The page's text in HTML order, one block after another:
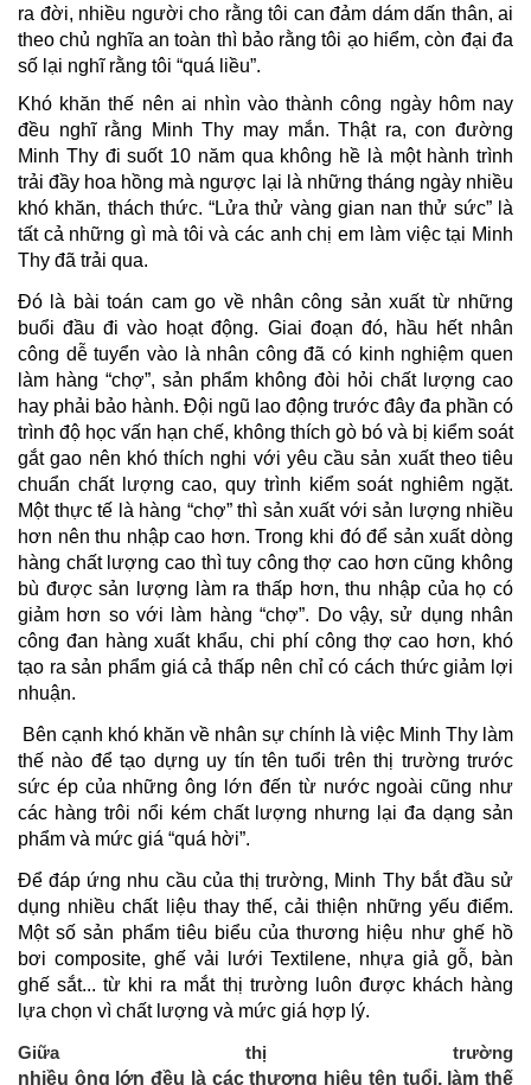
ra đời, nhiều người cho rằng tôi can đảm dám dấn thân, ai
theo chủ nghĩa an toàn thì bảo rằng tôi ạo hiểm, còn đại đa
số lại nghĩ rằng tôi “quá liều”.
Khó khăn thế nên ai nhìn vào thành công ngày hôm nay
đều nghĩ rằng Minh Thy may mắn. Thật ra, con đường
Minh Thy đi suốt 10 năm qua không hề là một hành trình
trải đầy hoa hồng mà ngược lại là những tháng ngày nhiều
khó khăn, thách thức. “Lửa thử vàng gian nan thử sức” là
tất cả những gì mà tôi và các anh chị em làm việc tại Minh
Thy đã trải qua.
Đó là bài toán cam go về nhân công sản xuất từ những
buổi đầu đi vào hoạt động. Giai đoạn đó, hầu hết nhân
công dễ tuyển vào là nhân công đã có kinh nghiệm quen
làm hàng “chợ”, sản phẩm không đòi hỏi chất lượng cao
hay phải bảo hành. Đội ngũ lao động trước đây đa phần có
trình độ học vấn hạn chế, không thích gò bó và bị kiểm soát
gắt gao nên khó thích nghi với yêu cầu sản xuất theo tiêu
chuẩn chất lượng cao, quy trình kiểm soát nghiêm ngặt.
Một thực tế là hàng “chợ” thì sản xuất với sản lượng nhiều
hơn nên thu nhập cao hơn. Trong khi đó để sản xuất dòng
hàng chất lượng cao thì tuy công thợ cao hơn cũng không
bù được sản lượng làm ra thấp hơn, thu nhập của họ có
giảm hơn so với làm hàng “chợ”. Do vậy, sử dụng nhân
công đan hàng xuất khẩu, chi phí công thợ cao hơn, khó
tạo ra sản phẩm giá cả thấp nên chỉ có cách thức giảm lợi
nhuận.
Bên cạnh khó khăn về nhân sự chính là việc Minh Thy làm
thế nào để tạo dựng uy tín tên tuổi trên thị trường trước
sức ép của những ông lớn đến từ nước ngoài cũng như
các hàng trôi nổi kém chất lượng nhưng lại đa dạng sản
phẩm và mức giá “quá hời”.
Để đáp ứng nhu cầu của thị trường, Minh Thy bắt đầu sử
dụng nhiều chất liệu thay thế, cải thiện những yếu điểm.
Một số sản phẩm tiêu biểu của thương hiệu như ghế hồ
bơi composite, ghế vải lưới Textilene, nhựa giả gỗ, bàn
ghế sắt... từ khi ra mắt thị trường luôn được khách hàng
lựa chọn vì chất lượng và mức giá hợp lý.
Giữa thị trường
nhiều ông lớn đều là các thương hiệu tên tuổi, làm thế